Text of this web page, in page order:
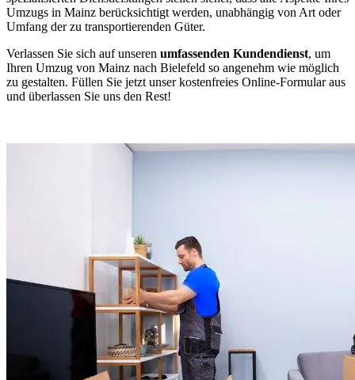
Umzugs in Mainz berücksichtigt werden, unabhängig von Art oder
Umfang der zu transportierenden Güter.
Verlassen Sie sich auf unseren umfassenden Kundendienst, um
Ihren Umzug von Mainz nach Bielefeld so angenehm wie möglich
zu gestalten. Füllen Sie jetzt unser kostenfreies Online-Formular aus
und überlassen Sie uns den Rest!